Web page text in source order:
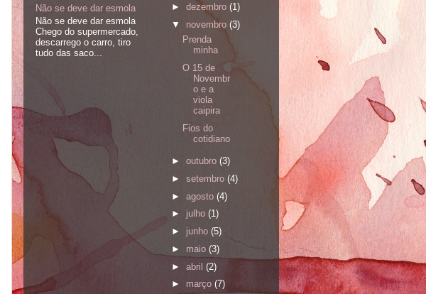
Não se deve dar esmola
Não se deve dar esmola
Chego do supermercado,
descarrego o carro, tiro
tudo das saco...
► dezembro (1)
▼ novembro (3)
Prenda
minha
O 15 de
Novembr
o e a
viola
caipira
Fios do
cotidiano
► outubro (3)
► setembro (4)
► agosto (4)
► julho (1)
► junho (5)
► maio (3)
► abril (2)
► março (7)